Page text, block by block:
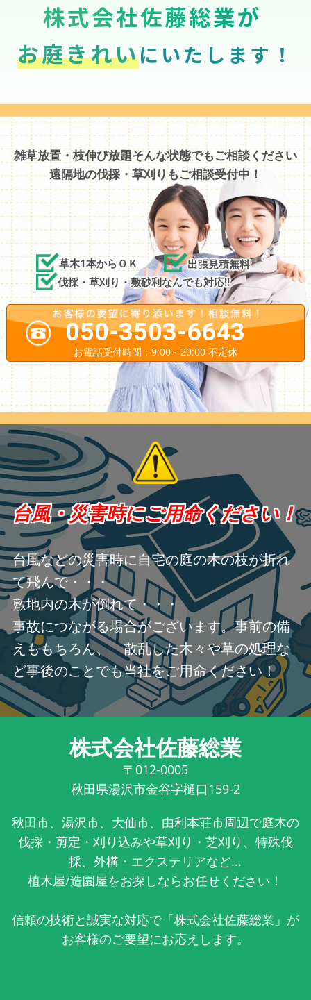
株式会社佐藤総業が
お庭きれいにいたします！
雑草放置・枝伸び放題そんな状態でもご相談ください
遠隔地の伐採・草刈りもご相談受付中！
草木1本からＯＫ
出張見積無料
伐採・草刈り・敷砂利なんでも対応!!
050-3503-6643
お電話受付時間：9:00～20:00 不定休
台風・災害時にご用命ください！
台風などの災害時に自宅の庭の木の枝が折れ
て飛んで・・・
敷地内の木が倒れて・・・
事故につながる場合がございます。事前の備
えももちろん、 散乱した木々や草の処理な
ど事後のことでも当社をご用命ください！
株式会社佐藤総業
〒012-0005
秋田県湯沢市金谷字樋口159-2
秋田市、湯沢市、大仙市、由利本荘市周辺で庭木の
伐採・剪定・刈り込みや草刈り・芝刈り、特殊伐
採、外構・エクステリアなど...
植木屋/造園屋をお探しならお任せください！
信頼の技術と誠実な対応で「株式会社佐藤総業」が
お客様のご要望にお応えします。